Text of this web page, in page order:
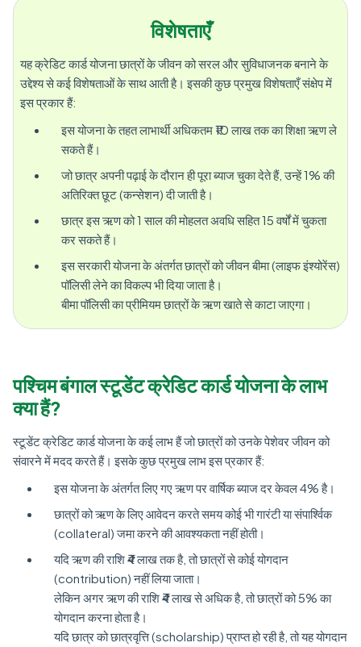
विशेषताएँ
यह क्रेडिट कार्ड योजना छात्रों के जीवन को सरल और सुविधाजनक बनाने के
उद्देश्य से कई विशेषताओं के साथ आती है। इसकी कुछ प्रमुख विशेषताएँ संक्षेप में
इस प्रकार हैं:
इस योजना के तहत लाभार्थी अधिकतम ₹10 लाख तक का शिक्षा ऋण ले
सकते हैं।
जो छात्र अपनी पढ़ाई के दौरान ही पूरा ब्याज चुका देते हैं, उन्हें 1% की
अतिरिक्त छूट (कन्सेशन) दी जाती है।
छात्र इस ऋण को 1 साल की मोहलत अवधि सहित 15 वर्षों में चुकता
कर सकते हैं।
इस सरकारी योजना के अंतर्गत छात्रों को जीवन बीमा (लाइफ इंश्योरेंस)
पॉलिसी लेने का विकल्प भी दिया जाता है।
बीमा पॉलिसी का प्रीमियम छात्रों के ऋण खाते से काटा जाएगा।
पश्चिम बंगाल स्टूडेंट क्रेडिट कार्ड योजना के लाभ
क्या हैं?
स्टूडेंट क्रेडिट कार्ड योजना के कई लाभ हैं जो छात्रों को उनके पेशेवर जीवन को
संवारने में मदद करते हैं। इसके कुछ प्रमुख लाभ इस प्रकार हैं:
इस योजना के अंतर्गत लिए गए ऋण पर वार्षिक ब्याज दर केवल 4% है।
छात्रों को ऋण के लिए आवेदन करते समय कोई भी गारंटी या संपार्श्विक
(collateral) जमा करने की आवश्यकता नहीं होती।
यदि ऋण की राशि ₹4 लाख तक है, तो छात्रों से कोई योगदान
(contribution) नहीं लिया जाता।
लेकिन अगर ऋण की राशि ₹4 लाख से अधिक है, तो छात्रों को 5% का
योगदान करना होता है।
यदि छात्र को छात्रवृत्ति (scholarship) प्राप्त हो रही है, तो यह योगदान